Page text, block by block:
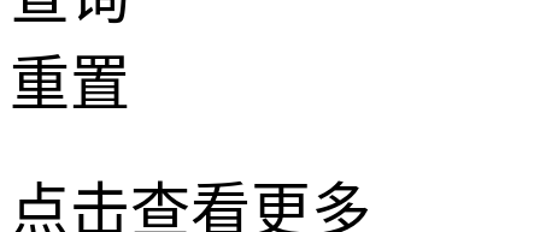
重置
点击查看更多